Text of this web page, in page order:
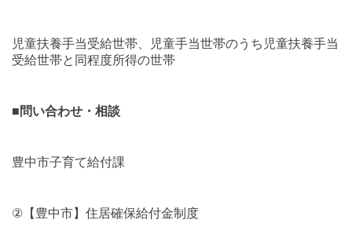
児童扶養手当受給世帯、児童手当世帯のうち児童扶養手当
受給世帯と同程度所得の世帯
■問い合わせ・相談
豊中市子育て給付課
② 【豊中市】住居確保給付金制度